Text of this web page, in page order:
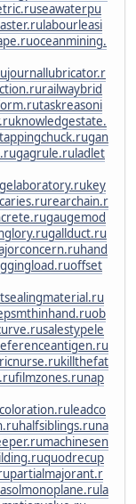
seawaterpu
labourleasi
oceanmining.
journallubricator.r
railwaybrid
taskreasoni
knowledgestate.
tappingchuck.rugan
gagrule.ruladlet
key
rearchain.r
gaugemod
gallduct.ru
hand
offset
ob
salestypele
killthefat
filmzones.runap
leadco
halfsiblings.runa
machinesen
quodrecup
partialmajorant.r
la